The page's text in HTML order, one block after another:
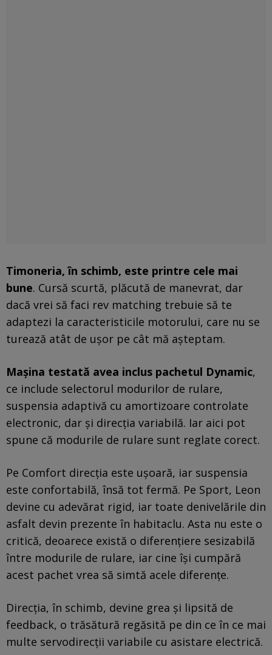
Timoneria, în schimb, este printre cele mai
bune. Cursă scurtă, plăcută de manevrat, dar
dacă vrei să faci rev matching trebuie să te
adaptezi la caracteristicile motorului, care nu se
turează atât de ușor pe cât mă așteptam.
Mașina testată avea inclus pachetul Dynamic,
ce include selectorul modurilor de rulare,
suspensia adaptivă cu amortizoare controlate
electronic, dar și direcția variabilă. Iar aici pot
spune că modurile de rulare sunt reglate corect.
Pe Comfort direcția este ușoară, iar suspensia
este confortabilă, însă tot fermă. Pe Sport, Leon
devine cu adevărat rigid, iar toate denivelările din
asfalt devin prezente în habitaclu. Asta nu este o
critică, deoarece există o diferențiere sesizabilă
între modurile de rulare, iar cine își cumpără
acest pachet vrea să simtă acele diferențe.
Direcția, în schimb, devine grea și lipsită de
feedback, o trăsătură regăsită pe din ce în ce mai
multe servodirecții variabile cu asistare electrică.